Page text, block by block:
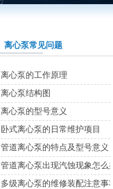
离心泵常见问题
离心泵的工作原理
离心泵结构图
离心泵的型号意义
卧式离心泵的日常维护项目
管道离心泵的特点及型号意义
管道离心泵出现汽蚀现象怎么办
多级离心泵的维修装配注意事项